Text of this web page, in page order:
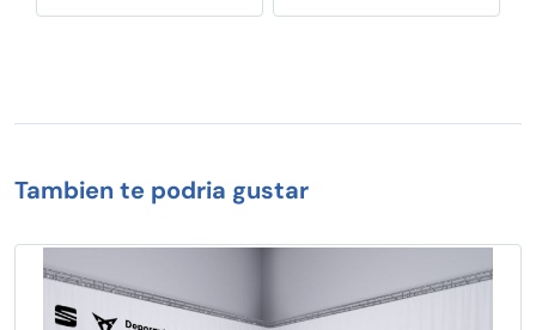
Tambien te podria gustar